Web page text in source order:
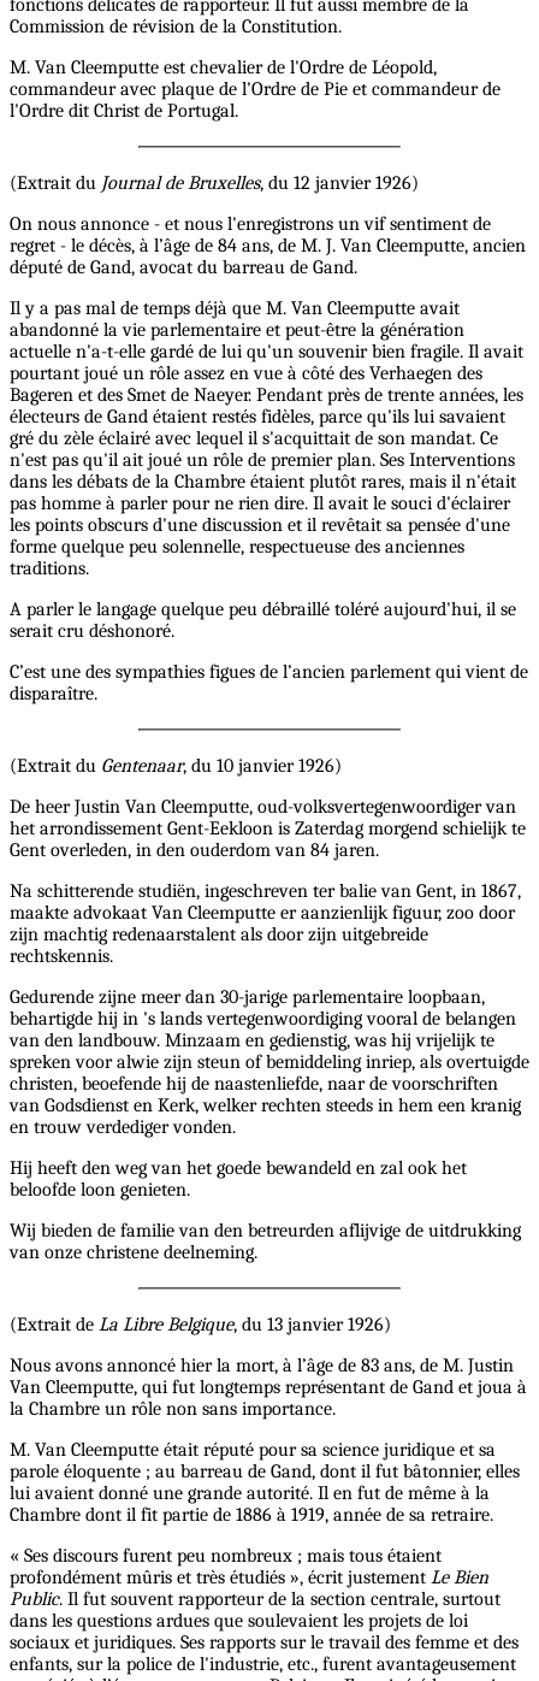
fonctions délicates de rapporteur. Il fut aussi membre de la
Commission de révision de la Constitution.
M. Van Cleemputte est chevalier de l'Ordre de Léopold,
commandeur avec plaque de l'Ordre de Pie et commandeur de
l'Ordre dit Christ de Portugal.
(Extrait du Journal de Bruxelles, du 12 janvier 1926)
On nous annonce - et nous l'enregistrons un vif sentiment de
regret - le décès, à l’âge de 84 ans, de M. J. Van Cleemputte, ancien
député de Gand, avocat du barreau de Gand.
Il y a pas mal de temps déjà que M. Van Cleemputte avait
abandonné la vie parlementaire et peut-être la génération
actuelle n'a-t-elle gardé de lui qu'un souvenir bien fragile. Il avait
pourtant joué un rôle assez en vue à côté des Verhaegen des
Bageren et des Smet de Naeyer. Pendant près de trente années, les
électeurs de Gand étaient restés fidèles, parce qu'ils lui savaient
gré du zèle éclairé avec lequel il s'acquittait de son mandat. Ce
n'est pas qu'il ait joué un rôle de premier plan. Ses Interventions
dans les débats de la Chambre étaient plutôt rares, mais il n'était
pas homme à parler pour ne rien dire. Il avait le souci d'éclairer
les points obscurs d'une discussion et il revêtait sa pensée d'une
forme quelque peu solennelle, respectueuse des anciennes
traditions.
A parler le langage quelque peu débraillé toléré aujourd'hui, il se
serait cru déshonoré.
C’est une des sympathies figues de l’ancien parlement qui vient de
disparaître.
(Extrait du Gentenaar, du 10 janvier 1926)
De heer Justin Van Cleemputte, oud-volksvertegenwoordiger van
het arrondissement Gent-Eekloon is Zaterdag morgend schielijk te
Gent overleden, in den ouderdom van 84 jaren.
Na schitterende studiën, ingeschreven ter balie van Gent, in 1867,
maakte advokaat Van Cleemputte er aanzienlijk figuur, zoo door
zijn machtig redenaarstalent als door zijn uitgebreide
rechtskennis.
Gedurende zijne meer dan 30-jarige parlementaire loopbaan,
behartigde hij in 's lands vertegenwoordiging vooral de belangen
van den landbouw. Minzaam en gedienstig, was hij vrijelijk te
spreken voor alwie zijn steun of bemiddeling inriep, als overtuigde
christen, beoefende hij de naastenliefde, naar de voorschriften
van Godsdienst en Kerk, welker rechten steeds in hem een kranig
en trouw verdediger vonden.
Hij heeft den weg van het goede bewandeld en zal ook het
beloofde loon genieten.
Wij bieden de familie van den betreurden aflijvige de uitdrukking
van onze christene deelneming.
(Extrait de La Libre Belgique, du 13 janvier 1926)
Nous avons annoncé hier la mort, à l’âge de 83 ans, de M. Justin
Van Cleemputte, qui fut longtemps représentant de Gand et joua à
la Chambre un rôle non sans importance.
M. Van Cleemputte était réputé pour sa science juridique et sa
parole éloquente ; au barreau de Gand, dont il fut bâtonnier, elles
lui avaient donné une grande autorité. Il en fut de même à la
Chambre dont il fit partie de 1886 à 1919, année de sa retraire.
« Ses discours furent peu nombreux ; mais tous étaient
profondément mûris et très étudiés », écrit justement Le Bien
Public. Il fut souvent rapporteur de la section centrale, surtout
dans les questions ardues que soulevaient les projets de loi
sociaux et juridiques. Ses rapports sur le travail des femme et des
enfants, sur la police de l'industrie, etc., furent avantageusement